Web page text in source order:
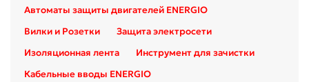
Автоматы защиты двигателей ENERGIO
Вилки и Розетки
Защита электросети
Изоляционная лента
Инструмент для зачистки
Кабельные вводы ENERGIO